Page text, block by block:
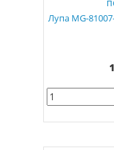
Лупа MG-